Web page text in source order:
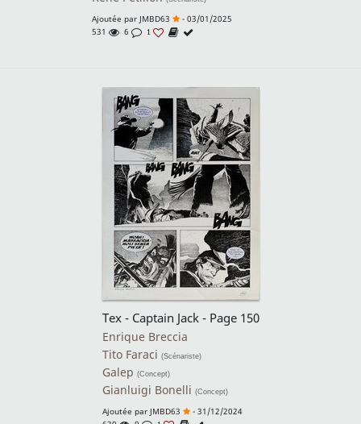
Ajoutée par JMBD63
- 03/01/2025
531
6 1
Tex - Captain Jack - Page 150
Enrique Breccia
Tito Faraci (Scénariste)
Galep (Concept)
Gianluigi Bonelli (Concept)
Ajoutée par JMBD63
- 31/12/2024